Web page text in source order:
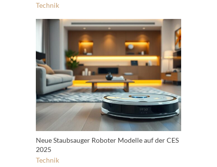
Technik
Neue Staubsauger Roboter Modelle auf der CES
2025
Technik